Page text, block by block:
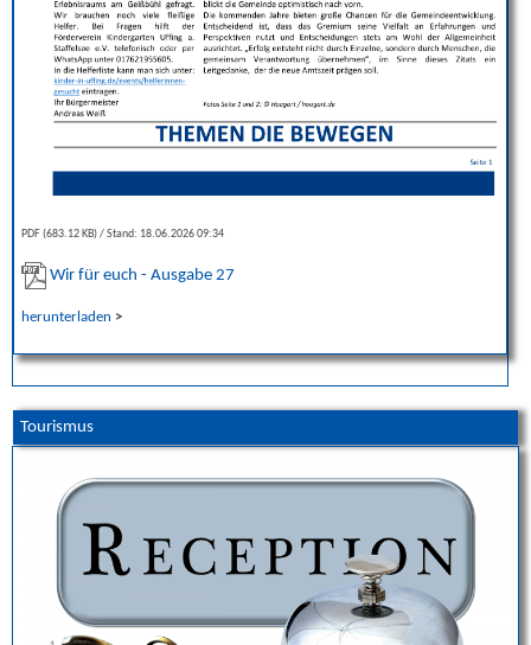
PDF (683.12 KB) Stand: 18.06.2026 09:34
Wir für euch - Ausgabe 27
herunterladen >
Tourismus